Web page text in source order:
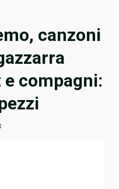
canzoni
compagni: